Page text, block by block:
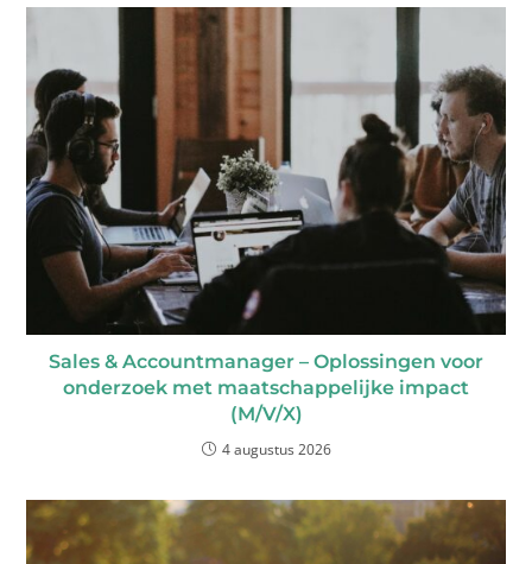
Sales & Accountmanager – Oplossingen voor
onderzoek met maatschappelijke impact
(M/V/X)
4 augustus 2026